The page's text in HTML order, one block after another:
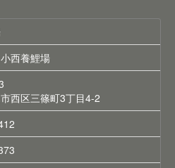
西養鯉場
西区三篠町3丁目4-2